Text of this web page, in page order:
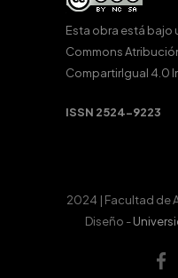
Esta obra está bajo
Commons
CompartirIgual 4.0
ISSN 2524-9223
2024 | Facultad de
Diseño -